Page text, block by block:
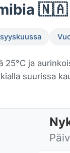
🇳🇦
25°C ja
suurissa